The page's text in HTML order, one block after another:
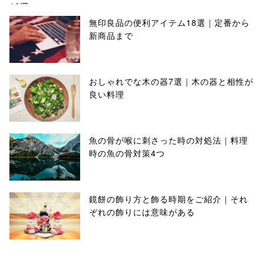
無印良品の便利アイテム18選｜定番から
新商品まで
おしゃれでな木の器7選｜木の器と相性が
良い料理
魚の骨が喉に刺さった時の対処法｜料理
時の魚の骨対策4つ
鏡餅の飾り方と飾る時期をご紹介｜それ
ぞれの飾りには意味がある